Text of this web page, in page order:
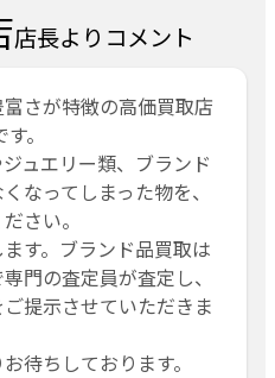
店長よりコメント
さが特徴の高価買取店
。
ュエリー類、ブランド
なってしまった物を、
さい。
す。ブランド品買取は
門の査定員が査定し、
提示させていただきま
待ちしております。